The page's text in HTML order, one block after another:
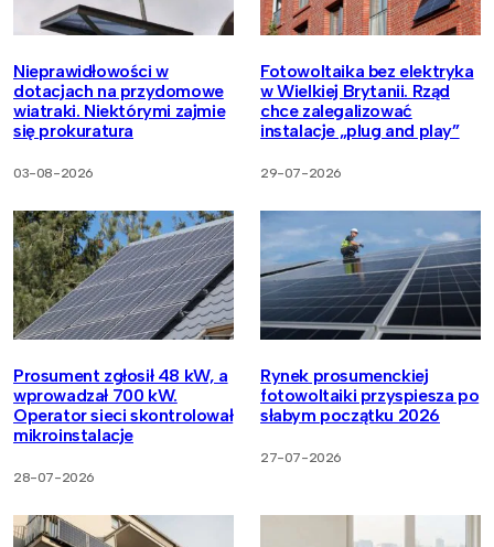
Nieprawidłowości w
dotacjach na przydomowe
wiatraki. Niektórymi zajmie
się prokuratura
03-08-2026
Fotowoltaika bez elektryka
w Wielkiej Brytanii. Rząd
chce zalegalizować
instalacje „plug and play”
29-07-2026
Prosument zgłosił 48 kW, a
wprowadzał 700 kW.
Operator sieci skontrolował
mikroinstalacje
28-07-2026
Rynek prosumenckiej
fotowoltaiki przyspiesza po
słabym początku 2026
27-07-2026